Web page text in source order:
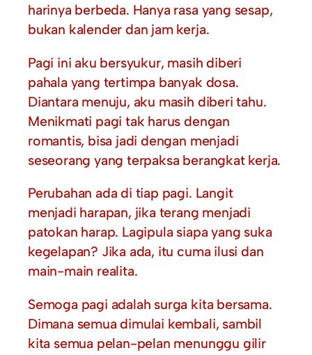
harinya berbeda. Hanya rasa yang sesap,
bukan kalender dan jam kerja.
Pagi ini aku bersyukur, masih diberi
pahala yang tertimpa banyak dosa.
Diantara menuju, aku masih diberi tahu.
Menikmati pagi tak harus dengan
romantis, bisa jadi dengan menjadi
seseorang yang terpaksa berangkat kerja.
Perubahan ada di tiap pagi. Langit
menjadi harapan, jika terang menjadi
patokan harap. Lagipula siapa yang suka
kegelapan? Jika ada, itu cuma ilusi dan
main-main realita.
Semoga pagi adalah surga kita bersama.
Dimana semua dimulai kembali, sambil
kita semua pelan-pelan menunggu gilir